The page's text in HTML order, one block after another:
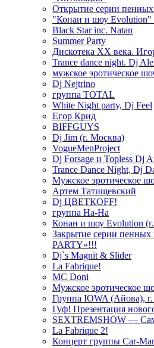
Открытие серии пенных
"Конан и шоу Evolution"
Black Star inc. Natan
Summer Party
Дискотека ХХ века.
Trance dance night. Dj
мужское эротическое
Dj Nejtrino
группа TOTAL
White Night party, Dj Feel
Егор Крид
BIFFGUYS
Dj Jim (г. Москва)
VogueMenProject
Dj Forsage и Topless Dj
Trance Dance Night, Dj
Мужское эротическое
Артем Татищевский
Dj ЦВЕТКOFF!
группа На-На
Конан и шоу Evolution
Закрытие серии
PARTY»!!!
Dj`s Magnit & Slider
La Fabrique!
MC Doni
Мужское эротическое
Группа IOWA (Айова),
Гуф! Презентация
SEXTREMSHOW —
La Fabrique 2!
Концерт группы Car-